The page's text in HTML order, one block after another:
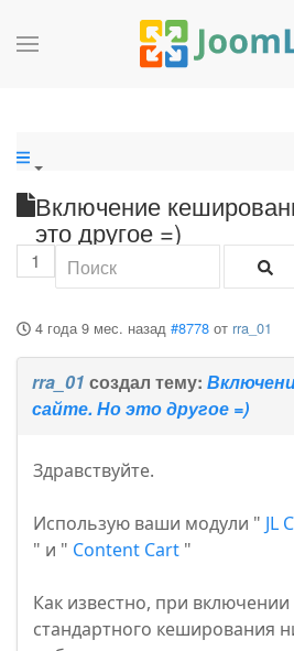
Включение
это другое =)
1
4 года 9 мес. назад #8778 от rra_01
rra_01 создал тему:
сайте. Но это другое =)
Здравствуйте.
Использую ваши модули " JL
" и " Content Cart "
Как известно, при включении
стандартного кеширования